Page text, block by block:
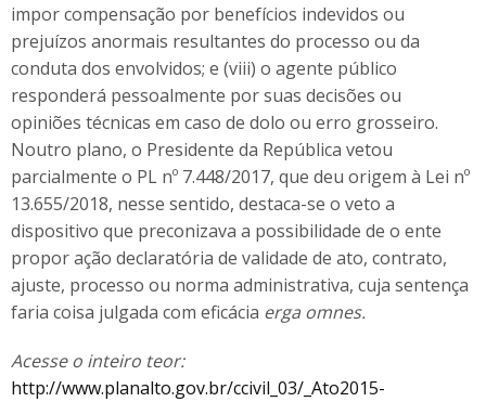
impor compensação por benefícios indevidos ou
prejuízos anormais resultantes do processo ou da
conduta dos envolvidos; e (viii) o agente público
responderá pessoalmente por suas decisões ou
opiniões técnicas em caso de dolo ou erro grosseiro.
Noutro plano, o Presidente da República vetou
parcialmente o PL nº 7.448/2017, que deu origem à Lei nº
13.655/2018, nesse sentido, destaca-se o veto a
dispositivo que preconizava a possibilidade de o ente
propor ação declaratória de validade de ato, contrato,
ajuste, processo ou norma administrativa, cuja sentença
faria coisa julgada com eficácia erga omnes.
Acesse o inteiro teor:
http://www.planalto.gov.br/ccivil_03/_Ato2015-